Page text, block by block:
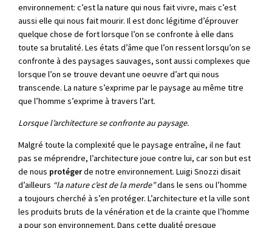
environnement: c’est la nature qui nous fait vivre, mais c’est
aussi elle qui nous fait mourir. Il est donc légitime d’éprouver
quelque chose de fort lorsque l’on se confronte à elle dans
toute sa brutalité. Les états d’âme que l’on ressent lorsqu’on se
confronte à des paysages sauvages, sont aussi complexes que
lorsque l’on se trouve devant une oeuvre d’art qui nous
transcende. La nature s’exprime par le paysage au même titre
que l’homme s’exprime à travers l’art.
Lorsque l’architecture se confronte au paysage.
Malgré toute la complexité que le paysage entraîne, il ne faut
pas se méprendre, l’architecture joue contre lui, car son but est
de nous protégerde notre environnement. Luigi Snozzi disait
d’ailleurs “la nature c’est de la merde”dans le sens ou l’homme
a toujours cherché à s’en protéger. L’architecture et la ville sont
les produits bruts de la vénération et de la crainte que l’homme
a pour son environnement. Dans cette dualité presque